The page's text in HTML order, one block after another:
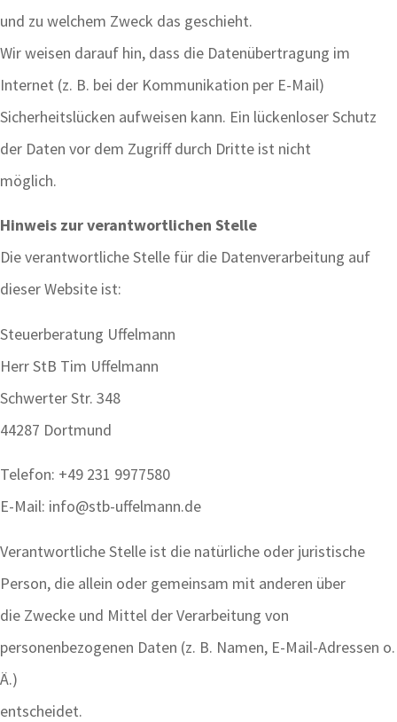
und zu welchem Zweck das geschieht.
Wir weisen darauf hin, dass die Datenübertragung im
Internet (z. B. bei der Kommunikation per E-Mail)
Sicherheitslücken aufweisen kann. Ein lückenloser Schutz
der Daten vor dem Zugriff durch Dritte ist nicht
möglich.
Hinweis zur verantwortlichen Stelle
Die verantwortliche Stelle für die Datenverarbeitung auf
dieser Website ist:
Steuerberatung Uffelmann
Herr StB Tim Uffelmann
Schwerter Str. 348
44287 Dortmund
Telefon: +49 231 9977580
E-Mail: info@stb-uffelmann.de
Verantwortliche Stelle ist die natürliche oder juristische
Person, die allein oder gemeinsam mit anderen über
die Zwecke und Mittel der Verarbeitung von
personenbezogenen Daten (z. B. Namen, E-Mail-Adressen o.
Ä.)
entscheidet.